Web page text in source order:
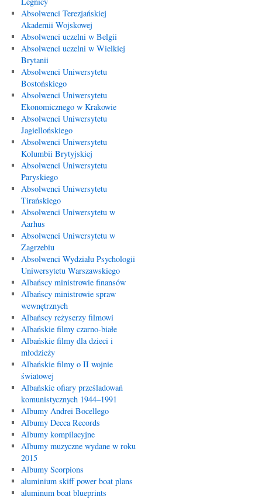
Absolwenci Terezjańskiej
Akademii Wojskowej
Absolwenci uczelni w Belgii
Absolwenci uczelni w Wielkiej
Brytanii
Absolwenci Uniwersytetu
Bostońskiego
Absolwenci Uniwersytetu
Ekonomicznego w Krakowie
Absolwenci Uniwersytetu
Jagiellońskiego
Absolwenci Uniwersytetu
Kolumbii Brytyjskiej
Absolwenci Uniwersytetu
Paryskiego
Absolwenci Uniwersytetu
Tirańskiego
Absolwenci Uniwersytetu w
Aarhus
Absolwenci Uniwersytetu w
Zagrzebiu
Absolwenci Wydziału Psychologii
Uniwersytetu Warszawskiego
Albańscy ministrowie finansów
Albańscy ministrowie spraw
wewnętrznych
Albańscy reżyserzy filmowi
Albańskie filmy czarno-białe
Albańskie filmy dla dzieci i
młodzieży
Albańskie filmy o II wojnie
światowej
Albańskie ofiary prześladowań
komunistycznych 1944–1991
Albumy Andrei Bocellego
Albumy Decca Records
Albumy kompilacyjne
Albumy muzyczne wydane w roku
2015
Albumy Scorpions
aluminium skiff power boat plans
aluminum boat blueprints